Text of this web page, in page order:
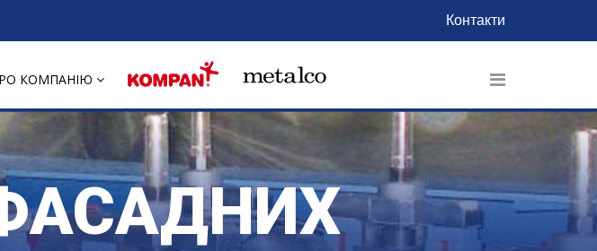
Контакти
КОМПАНІЮ